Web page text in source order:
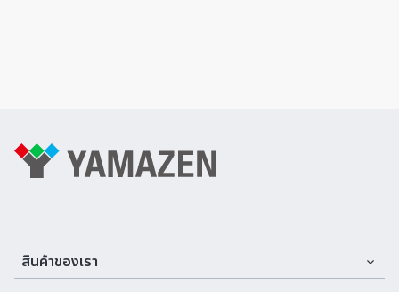
สินค้าของเรา